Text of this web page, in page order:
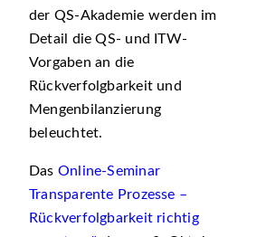
der QS-Akademie werden im
Detail die QS- und ITW-
Vorgaben an die
Rückverfolgbarkeit und
Mengenbilanzierung
beleuchtet.
Das Online-Seminar
Transparente Prozesse –
Rückverfolgbarkeit richtig